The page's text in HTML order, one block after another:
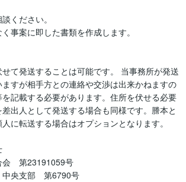
ください。
事案に即した書類を作成します。
て発送することは可能です。 当事務所が発送
すが相手方との連絡や交渉は出来かねますの
記載する必要があります。住所を伏せる必要
出人として発送する場合も同様です。謄本と
に転送する場合はオプションとなります。
　第23191059号
央支部　第6790号